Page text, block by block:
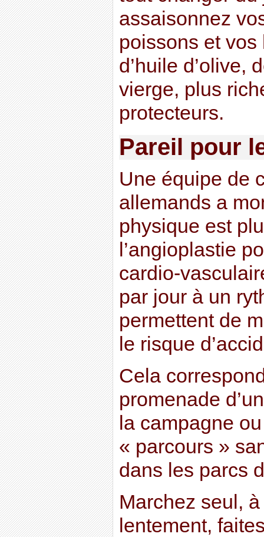
assaisonnez
poissons et
d’huile d’olive,
vierge, plus
protecteurs.
Pareil pour
Une équipe de
allemands a
physique est
l’angioplastie
cardio-
par jour à un
permettent de
le risque
Cela
promenade
la campagne
« parcours »
dans les parcs
Marchez seul,
lentement,